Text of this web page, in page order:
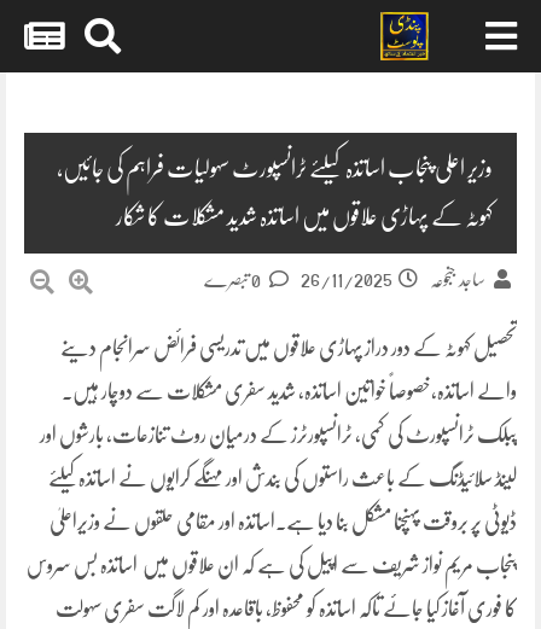
وزیر اعلی پنجاب اساتذہ کیلئے ٹرانسپورٹ سہولیات فراہم کی جائیں،
کہوٹہ کے پہاڑی علاقوں میں اساتذہ شدید مشکلات کا شکار
ساجد جنجوعہ 26/11/2025
تحصیل کہوٹہ کے دور دراز پہاڑی علاقوں میں تدریسی فرائض سرانجام دینے
والے اساتذہ،خصوصاً خواتین اساتذہ، شدید سفری مشکلات سے دوچار ہیں۔
پبلک ٹرانسپورٹ کی کمی، ٹرانسپورٹرز کے درمیان روٹ تنازعات، بارشوں اور
لینڈ سلائیڈنگ کے باعث راستوں کی بندش اور مہنگے کرایوں نے اساتذہ کیلئے
ڈیوٹی پر بروقت پہنچنا مشکل بنا دیا ہے۔اساتذہ اور مقامی حلقوں نے وزیراعلیٰ
پنجاب مریم نواز شریف سے اپیل کی ہے کہ ان علاقوں میں اساتذہ بس سروس
کا فوری آغاز کیا جائے تاکہ اساتذہ کو محفوظ، باقاعدہ اور کم لاگت سفری سہولت